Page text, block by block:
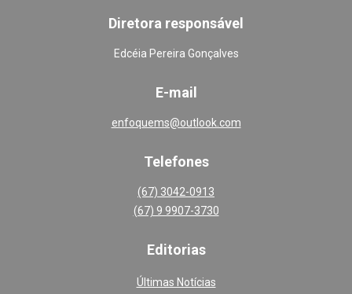
Diretora responsável
Edcéia Pereira Gonçalves
E-mail
enfoquems@outlook.com
Telefones
(67) 3042-0913
(67) 9 9907-3730
Editorias
Últimas Notícias